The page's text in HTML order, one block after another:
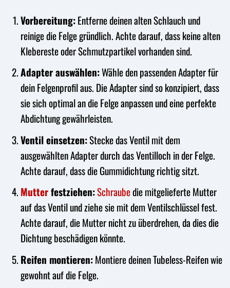
Vorbereitung:Entferne deinen alten Schlauch und
reinige die Felge gründlich. Achte darauf, dass keine alten
Klebereste oder Schmutzpartikel vorhanden sind.
Adapter auswählen:Wähle den passenden Adapter für
dein Felgenprofil aus. Die Adapter sind so konzipiert, dass
sie sich optimal an die Felge anpassen und eine perfekte
Abdichtung gewährleisten.
Ventil einsetzen:Stecke das Ventil mit dem
ausgewählten Adapter durch das Ventilloch in der Felge.
Achte darauf, dass die Gummidichtung richtig sitzt.
Mutterfestziehen:Schraubedie mitgelieferte Mutter
auf das Ventil und ziehe sie mit dem Ventilschlüssel fest.
Achte darauf, die Mutter nicht zu überdrehen, da dies die
Dichtung beschädigen könnte.
Reifen montieren:Montiere deinen Tubeless-Reifen wie
gewohnt auf die Felge.